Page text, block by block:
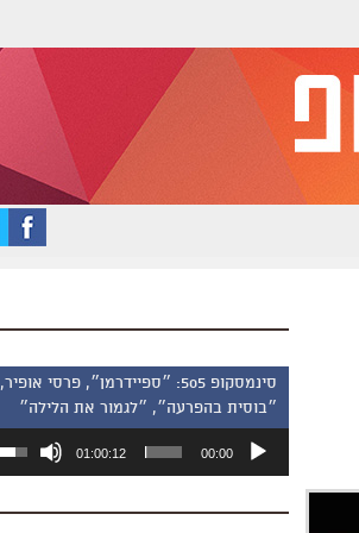
סינמסקופ 505: ״ספיידרמן״, פרסי אופיר,
״בוסית בהפרעה״, ״לגמור את הלילה״
אודיו
00:00
01:00:12